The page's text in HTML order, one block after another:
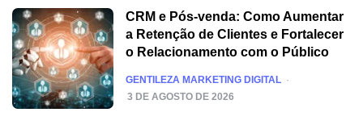
CRM e Pós-venda: Como Aumentar
a Retenção de Clientes e Fortalecer
o Relacionamento com o Público
POSTED
GENTILEZA MARKETING DIGITAL
3 DE AGOSTO DE 2026